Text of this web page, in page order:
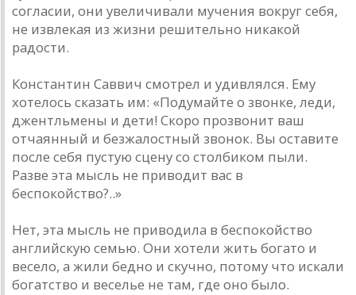
согласии, они увеличивали мучения вокруг себя,
не извлекая из жизни решительно никакой
радости.
Константин Саввич смотрел и удивлялся. Ему
хотелось сказать им: «Подумайте о звонке, леди,
джентльмены и дети! Скоро прозвонит ваш
отчаянный и безжалостный звонок. Вы оставите
после себя пустую сцену со столбиком пыли.
Разве эта мысль не приводит вас в
беспокойство?..»
Нет, эта мысль не приводила в беспокойство
английскую семью. Они хотели жить богато и
весело, а жили бедно и скучно, потому что искали
богатство и веселье не там, где оно было.